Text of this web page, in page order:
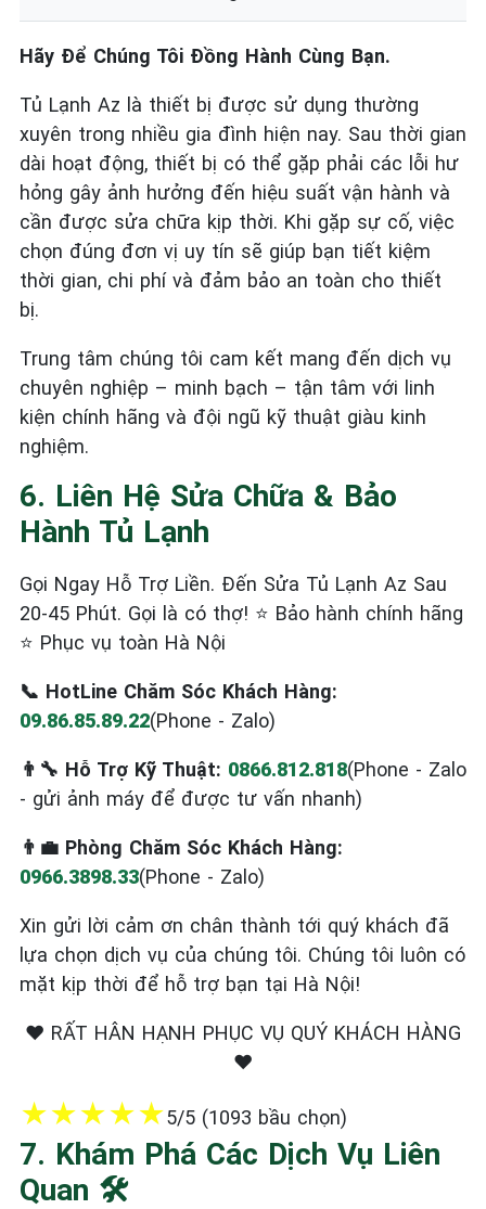
Hãy Để Chúng Tôi Đồng Hành Cùng Bạn.
Tủ Lạnh Az là thiết bị được sử dụng thường
xuyên trong nhiều gia đình hiện nay. Sau thời gian
dài hoạt động, thiết bị có thể gặp phải các lỗi hư
hỏng gây ảnh hưởng đến hiệu suất vận hành và
cần được sửa chữa kịp thời. Khi gặp sự cố, việc
chọn đúng đơn vị uy tín sẽ giúp bạn tiết kiệm
thời gian, chi phí và đảm bảo an toàn cho thiết
bị.
Trung tâm chúng tôi cam kết mang đến dịch vụ
chuyên nghiệp – minh bạch – tận tâm với linh
kiện chính hãng và đội ngũ kỹ thuật giàu kinh
nghiệm.
6. Liên Hệ Sửa Chữa & Bảo
Hành Tủ Lạnh
Gọi Ngay Hỗ Trợ Liền. Đến Sửa Tủ Lạnh Az Sau
20-45 Phút. Gọi là có thợ! ⭐ Bảo hành chính hãng
⭐ Phục vụ toàn Hà Nội
📞 HotLine Chăm Sóc Khách Hàng:
09.86.85.89.22(Phone - Zalo)
👨‍🔧 Hỗ Trợ Kỹ Thuật: 0866.812.818(Phone - Zalo
- gửi ảnh máy để được tư vấn nhanh)
👨‍💼 Phòng Chăm Sóc Khách Hàng:
0966.3898.33(Phone - Zalo)
Xin gửi lời cảm ơn chân thành tới quý khách đã
lựa chọn dịch vụ của chúng tôi. Chúng tôi luôn có
mặt kịp thời để hỗ trợ bạn tại Hà Nội!
❤️ RẤT HÂN HẠNH PHỤC VỤ QUÝ KHÁCH HÀNG
❤️
★★★★★5/5 (1093 bầu chọn)
7. Khám Phá Các Dịch Vụ Liên
Quan 🛠️